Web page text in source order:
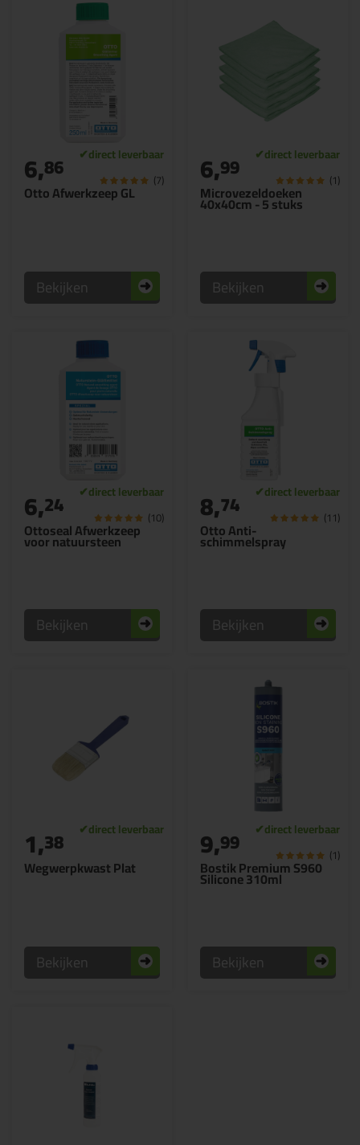
Otto Afwerkzeep GL
6,86 (7)
Bekijken
Microvezeldoeken
40x40cm - 5 stuks
6,99 (1)
Bekijken
Ottoseal Afwerkzeep
voor natuursteen
6,24 (10)
Bekijken
Otto Anti-
schimmelspray
8,74 (11)
Bekijken
Wegwerpkwast Plat
1,38
Bekijken
Bostik Premium S960
Silicone 310ml
9,99 (1)
Bekijken